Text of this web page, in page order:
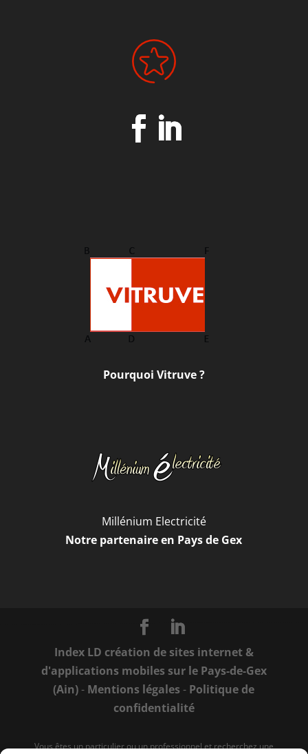
Pourquoi Vitruve ?
Millénium Electricité
Notre partenaire en Pays de Gex
Index LD création de sites internet &
d'applications mobiles sur le Pays-de-Gex
(Ain)- Mentions légales- Politique de
confidentialité
Vous êtes un particulier ou un professionnel et recherchez une